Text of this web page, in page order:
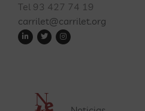
Tel 93 427 74 19
carrilet@carrilet.org